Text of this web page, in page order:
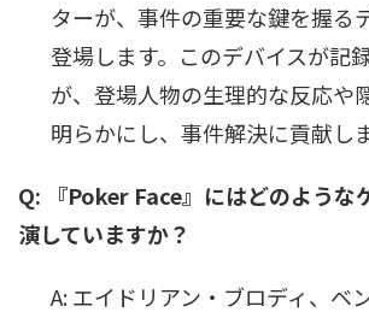
ターが、事件の重要な鍵を握る
登場します。このデバイスが記
が、登場人物の生理的な反応や
明らかにし、事件解決に貢献しま
Q: 『Poker Face』にはどのような
演していますか？
A: エイドリアン・ブロディ、ベ